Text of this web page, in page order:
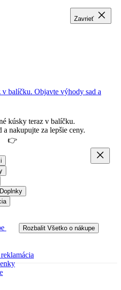
balíčku. Objavte výhody sad a
kúsky teraz v balíčku.
nakupujte za lepšie ceny.
👉
Rozbalit Všetko o nákupe
Zavrieť
Zavrieť
Zavrieť